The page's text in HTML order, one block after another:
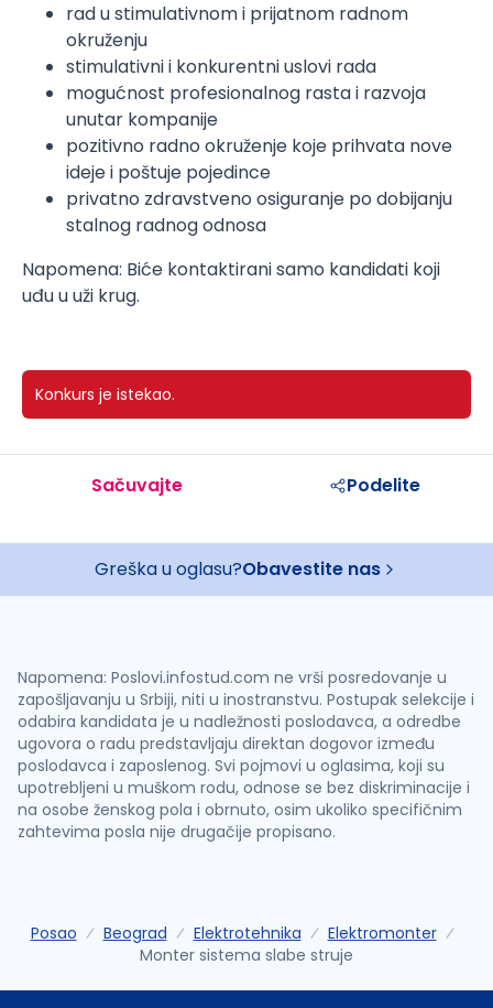
rad u stimulativnom i prijatnom radnom
okruženju
stimulativni i konkurentni uslovi rada
mogućnost profesionalnog rasta i razvoja
unutar kompanije
pozitivno radno okruženje koje prihvata nove
ideje i poštuje pojedince
privatno zdravstveno osiguranje po dobijanju
stalnog radnog odnosa
Napomena: Biće kontaktirani samo kandidati koji
uđu u uži krug.
Konkurs je istekao.
Sačuvajte Podelite
Greška u oglasu?Obavestite nas
Napomena: Poslovi.infostud.com ne vrši posredovanje u
zapošljavanju u Srbiji, niti u inostranstvu. Postupak selekcije i
odabira kandidata je u nadležnosti poslodavca, a odredbe
ugovora o radu predstavljaju direktan dogovor između
poslodavca i zaposlenog. Svi pojmovi u oglasima, koji su
upotrebljeni u muškom rodu, odnose se bez diskriminacije i
na osobe ženskog pola i obrnuto, osim ukoliko specifičnim
zahtevima posla nije drugačije propisano.
Posao Beograd Elektrotehnika
Elektromonter
Monter sistema slabe struje